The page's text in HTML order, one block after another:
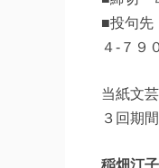
■投句先
４‐７９
当紙文
３回期